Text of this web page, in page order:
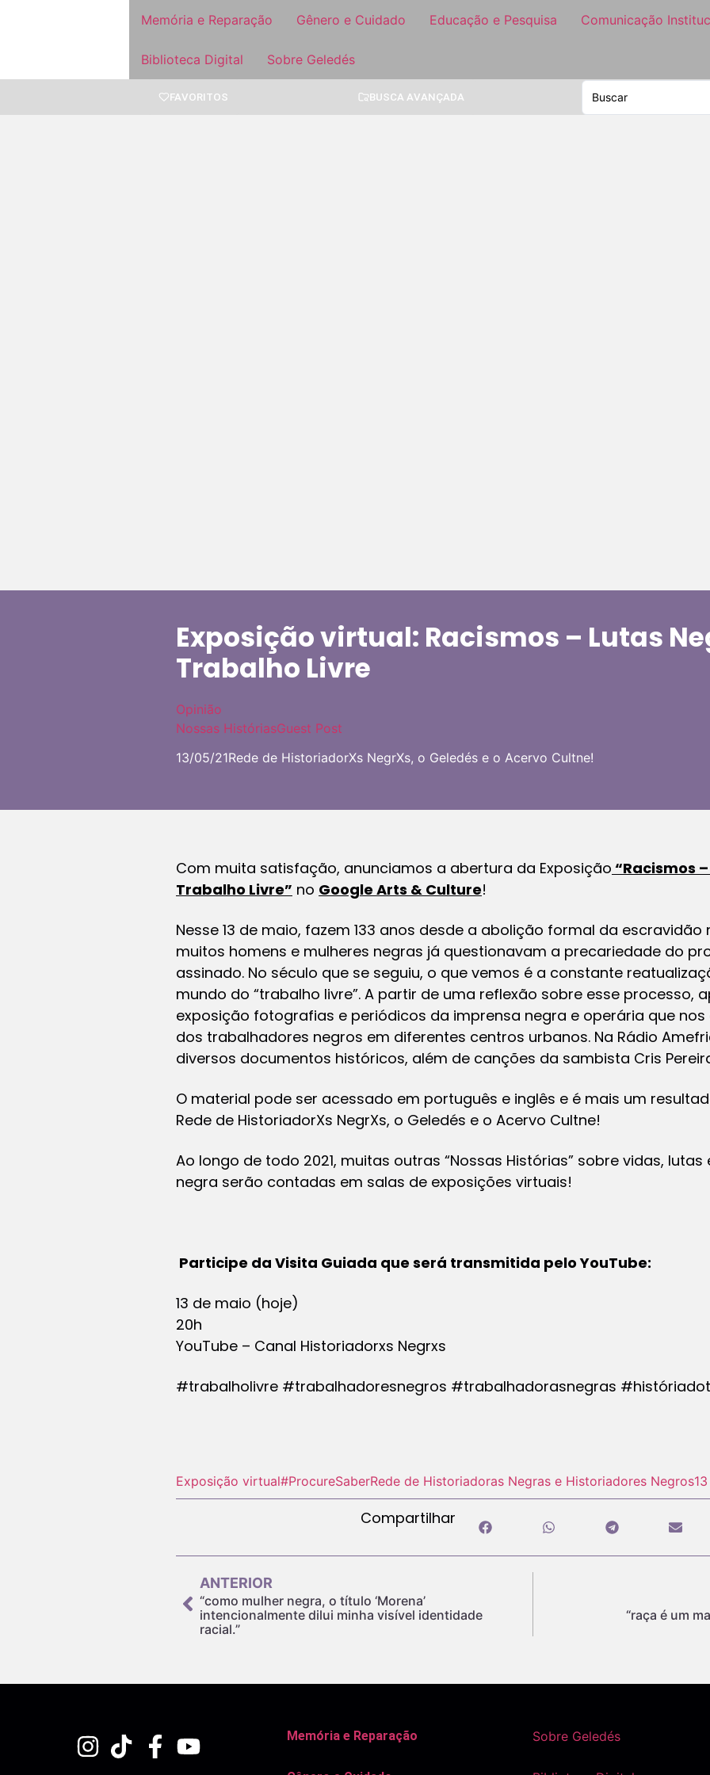
Memória e Reparação Gênero e Cuidado Educação e Pesquisa Comunicação
Biblioteca Digital Sobre Geledés
FAVORITOS BUSCA AVANÇADA
Exposição virtual: Racismos – Lutas
Trabalho Livre
Opinião
Nossas HistóriasGuest Post
13/05/21Rede de HistoriadorXs NegrXs, o Geledés e o Acervo Cultne!
Com muita satisfação, anunciamos a abertura da Exposição “Racismos
Trabalho Livre” no Google Arts & Culture!
Nesse 13 de maio, fazem 133 anos desde a abolição formal da escravidão
muitos homens e mulheres negras já questionavam a precariedade do
assinado. No século que se seguiu, o que vemos é a constante
mundo do “trabalho livre”. A partir de uma reflexão sobre esse processo,
exposição fotografias e periódicos da imprensa negra e operária que
dos trabalhadores negros em diferentes centros urbanos. Na Rádio
diversos documentos históricos, além de canções da sambista Cris
O material pode ser acessado em português e inglês e é mais um
Rede de HistoriadorXs NegrXs, o Geledés e o Acervo Cultne!
Ao longo de todo 2021, muitas outras “Nossas Histórias” sobre vidas,
negra serão contadas em salas de exposições virtuais!
Participe da Visita Guiada que será transmitida pelo YouTube:
13 de maio (hoje)
20h
YouTube – Canal Historiadorxs Negrxs
#trabalholivre #trabalhadoresnegros #trabalhadorasnegras
Exposição virtual#ProcureSaberRede de Historiadoras Negras e Historiadores Negros
Compartilhar
ANTERIOR
“como mulher negra, o título ‘Morena’
intencionalmente dilui minha visível identidade
racial.”
“raça é um
Memória e Reparação Sobre Geledés